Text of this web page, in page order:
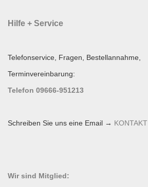
Hilfe + Service
Telefonservice, Fragen, Bestellannahme,
Terminvereinbarung:
Telefon 09666-951213
Schreiben Sie uns eine Email → KONTAKT
Wir sind Mitglied: